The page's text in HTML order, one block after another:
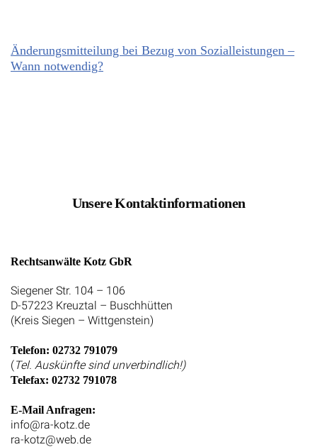
Änderungsmitteilung bei Bezug von Sozialleistungen –
Wann notwendig?
Unsere Kontaktinformationen
Rechtsanwälte Kotz GbR
Siegener Str. 104 – 106
D-57223 Kreuztal – Buschhütten
(Kreis Siegen – Wittgenstein)
Telefon: 02732 791079
(Tel. Auskünfte sind unverbindlich!)
Telefax: 02732 791078
E-Mail Anfragen:
info@ra-kotz.de
ra-kotz@web.de